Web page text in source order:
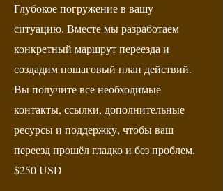
Глубокое погружение в вашу
ситуацию. Вместе мы разработаем
конкретный маршрут переезда и
создадим пошаговый план действий.
Вы получите все необходимые
контакты, ссылки, дополнительные
ресурсы и поддержку, чтобы ваш
переезд прошёл гладко и без проблем.
$250 USD